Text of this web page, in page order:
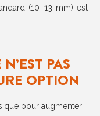
(10–13 mm) est
PAS
OPTION
pour augmenter